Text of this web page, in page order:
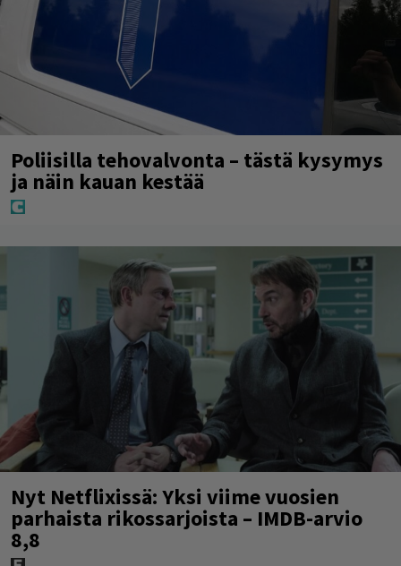
Poliisilla tehovalvonta – tästä kysymys
ja näin kauan kestää
Nyt Netflixissä: Yksi viime vuosien
parhaista rikossarjoista – IMDB-arvio
8,8